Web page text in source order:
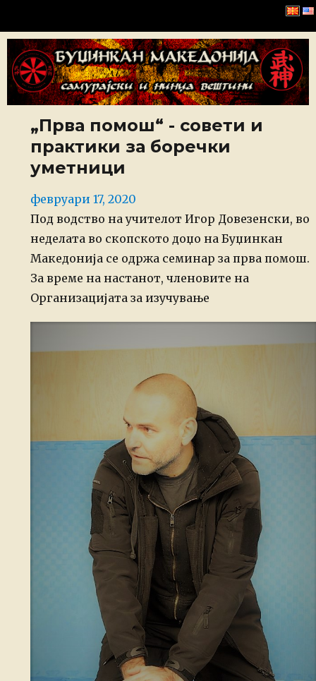
Буџинкан Македонија
„Прва помош“ - совети и
практики за боречки
уметници
Posted
on
февруари 17, 2020
Под водство на учителот Игор Довезенски, во
неделата во скопското доџо на Буџинкан
Македонија се одржа семинар за прва помош.
За време на настанот, членовите на
Организацијата за изучување